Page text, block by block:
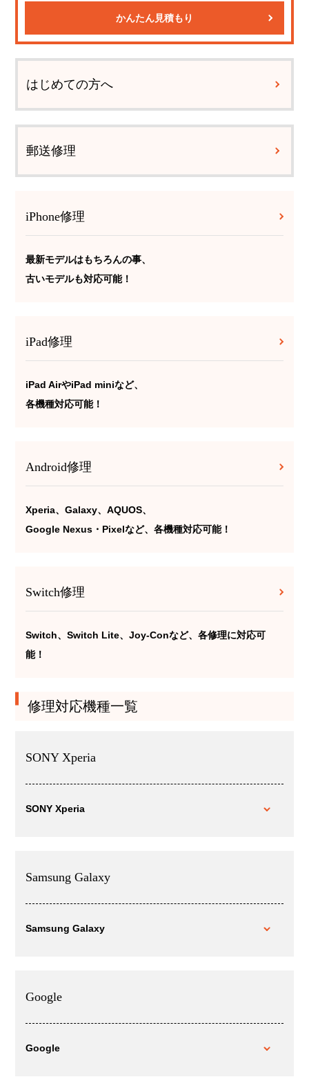
かんたん見積もり
はじめての方へ
郵送修理
iPhone修理
最新モデルはもちろんの事、
古いモデルも対応可能！
iPad修理
iPad AirやiPad miniなど、
各機種対応可能！
Android修理
Xperia、Galaxy、AQUOS、
Google Nexus・Pixelなど、各機種対応可能！
Switch修理
Switch、Switch Lite、Joy-Conなど、各修理に対応可
能！
修理対応機種一覧
SONY Xperia
SONY Xperia
Samsung Galaxy
Samsung Galaxy
Google
Google